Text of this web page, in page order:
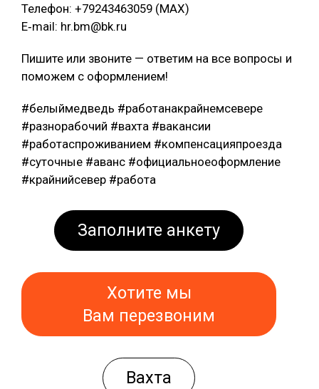
Телефон: +79243463059 (МАХ)
E‑mail: hr.bm@bk.ru
Пишите или звоните — ответим на все вопросы и
поможем с оформлением!
#белыймедведь #работанакрайнемсевере
#разнорабочий #вахта #вакансии
#работаспроживанием #компенсацияпроезда
#суточные #аванс #официальноеоформление
#крайнийсевер #работа
Заполните анкету
Хотите мы
Вам перезвоним
Вахта